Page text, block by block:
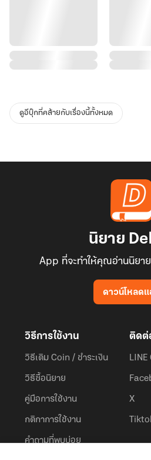
ดูอีบุ๊กที่คล้ายกับเรื่องนี้ทั้งหมด
นิยาย
App ที่จะทำให้คุณอ่านนิยา
ดาวน์โหลด
วิธีการใช้งาน
วิธีเติม Coin / ชำระเงิน
วิธีซื้อนิยาย
คู่มือการใช้งาน
กติกาการใช้งาน
คำถามที่พบบ่อย
ติดต่
X